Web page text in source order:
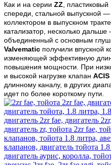
Как и на серии ZZ ,
спереди, стальной выпускной
коллектором в выпускном
катализатор, несколько дальше
объединенный с основным
Valvematic получили впускной
изменяющей эффективную
повышения мощности. При
и высокой нагрузке клапан ACIS
длинному каналу, в других
идет по более короткому пути.